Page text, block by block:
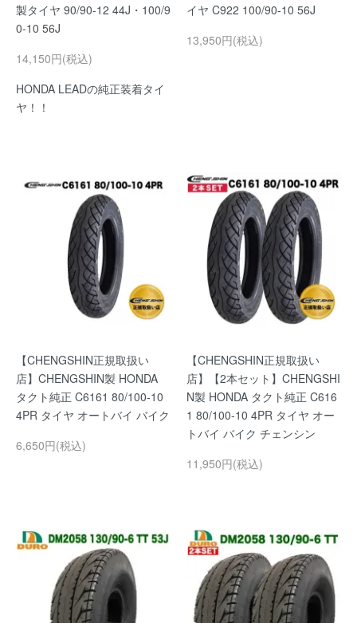
製タイヤ 90/90-12 44J・100/9
0-10 56J
14,150円(税込)
HONDA LEADの純正装着タイ
ヤ！！
イヤ C922 100/90-10 56J
13,950円(税込)
【CHENGSHIN正規取扱い
店】CHENGSHIN製 HONDA
タクト純正 C6161 80/100-10
4PR タイヤ オートバイ バイク
6,650円(税込)
【CHENGSHIN正規取扱い
店】【2本セット】CHENGSHI
N製 HONDA タクト純正 C616
1 80/100-10 4PR タイヤ オー
トバイ バイク チェンシン
11,950円(税込)